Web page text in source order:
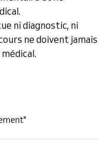
ni diagnostic, ni
ne doivent jamais